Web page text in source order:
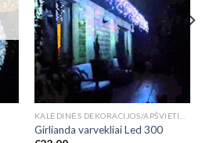
Girlianda varvekliai Led 300